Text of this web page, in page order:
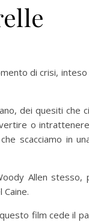
di crisi, inteso
dei quesiti che
o
scacciamo in
Allen stesso,
film cede il